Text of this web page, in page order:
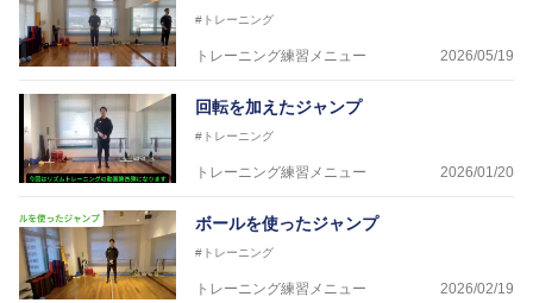
#トレーニング
トレーニング練習メニュー 2026/05/19
回転を加えたジャンプ
#トレーニング
トレーニング練習メニュー 2026/01/20
ボールを使ったジャンプ
#トレーニング
トレーニング練習メニュー 2026/02/19